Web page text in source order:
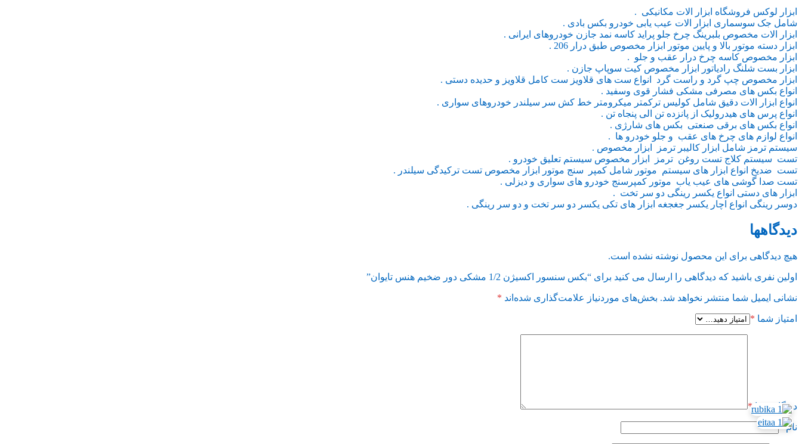
ابزار لوکس فروشگاه ابزار الات مکانیکی .
شامل جک سوسماری ابزار الات عیب یابی خودرو بکس بادی .
ابزار الات مخصوص بلبرینگ چرخ جلو پراید کاسه نمد جازن خودروهای ایرانی .
ابزار دسته موتور بالا و پایین موتور ابزار مخصوص طبق درار 206 .
ابزار مخصوص کاسه چرخ درار عقب و جلو .
ابزار بست شلنگ رادیاتور ابزار مخصوص کیت سوپاپ جازن .
ابزار مخصوص چپ گرد و راست گرد انواع ست های قلاویز ست کامل قلاویز و حدیده دستی .
انواع بکس های مصرفی مشکی فشار قوی وسفید .
انواع ابزار الات دقیق شامل کولیس ترکمتر میکرومتر خط کش سر سیلندر خودروهای سواری .
انواع پرس های هیدرولیک از پانزده تن الی پنجاه تن .
انواع بکس های برقی صنعتی بکس های شارژی .
انواع لوازم های چرخ های عقب و جلو خودرو ها .
سیستم ترمز شامل ابزار کالیبر ترمز ابزار مخصوص .
تست سیستم کلاج تست روغن ترمز ابزار مخصوص سیستم تعلیق خودرو .
تست ضدیخ انواع ابزار های سیستم موتور شامل کمپر سنج موتور ابزار مخصوص تست ترکیدگی سیلندر .
تست صدا گوشی های عیب یاب موتور کمپرسنج خودرو های سواری و دیزلی .
ابزار های دستی انواع یکسر رینگی دو سر تخت .
دوسر رینگی انواع اچار یکسر جغجغه ابزار های تکی یکسر دو سر تخت و دو سر رینگی .
دیدگاهها
هیچ دیدگاهی برای این محصول نوشته نشده است.
اولین نفری باشید که دیدگاهی را ارسال می کنید برای “بکس سنسور اکسیژن 1/2 مشکی دور ضخیم هنس تایوان”
نشانی ایمیل شما منتشر نخواهد شد. بخش‌های موردنیاز علامت‌گذاری شده‌اند *
امتیاز شما *
دیدگاه شما*
نام*